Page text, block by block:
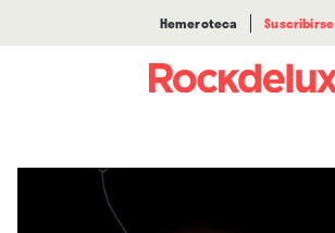
Hemeroteca Suscribirse